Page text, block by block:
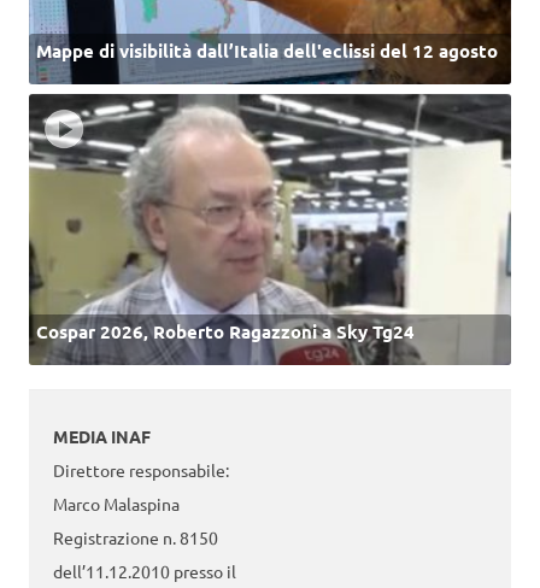
Mappe di visibilità dall’Italia dell'eclissi del 12 agosto
Cospar 2026, Roberto Ragazzoni a Sky Tg24
MEDIA INAF
Direttore responsabile:
Marco Malaspina
Registrazione n. 8150
dell’11.12.2010 presso il